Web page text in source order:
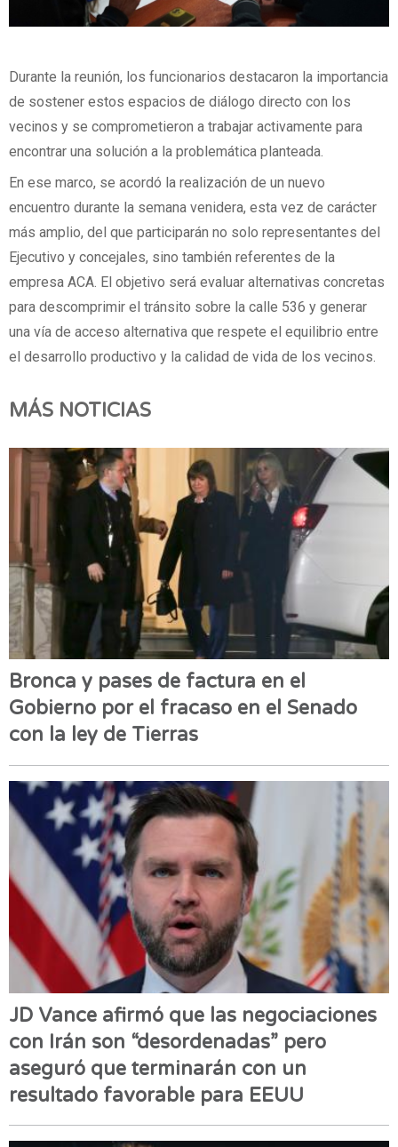
Durante la reunión, los funcionarios destacaron la importancia
de sostener estos espacios de diálogo directo con los
vecinos y se comprometieron a trabajar activamente para
encontrar una solución a la problemática planteada.
En ese marco, se acordó la realización de un nuevo
encuentro durante la semana venidera, esta vez de carácter
más amplio, del que participarán no solo representantes del
Ejecutivo y concejales, sino también referentes de la
empresa ACA. El objetivo será evaluar alternativas concretas
para descomprimir el tránsito sobre la calle 536 y generar
una vía de acceso alternativa que respete el equilibrio entre
el desarrollo productivo y la calidad de vida de los vecinos.
MÁS NOTICIAS
Bronca y pases de factura en el
Gobierno por el fracaso en el Senado
con la ley de Tierras
JD Vance afirmó que las negociaciones
con Irán son “desordenadas” pero
aseguró que terminarán con un
resultado favorable para EEUU